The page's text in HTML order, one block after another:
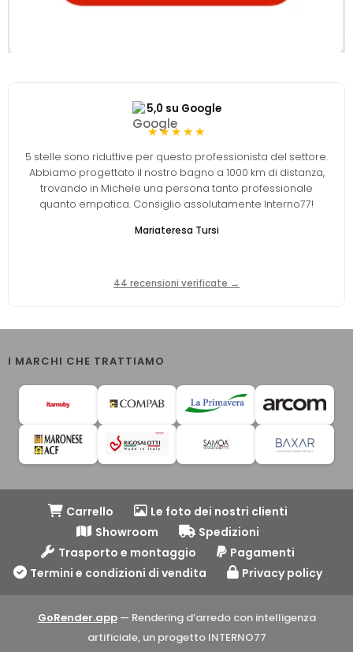
5,0 su Google
★★★★★
5 stelle sono riduttive per questo professionista del settore.
Abbiamo progettato il nostro bagno a 1000 km di distanza,
trovando in Michele una persona tanto professionale
quanto empatica. Consiglio assolutamente Interno77!
Mariateresa Tursi
44 recensioni verificate →
I MARCHI CHE TRATTIAMO
Carrello
Le foto dei nostri clienti
Showroom
Spedizioni
Trasporto e montaggio
Pagamenti
Termini e condizioni di vendita
Privacy policy
GoRender.app— Rendering d’arredo con intelligenza
artificiale, un progetto INTERNO77